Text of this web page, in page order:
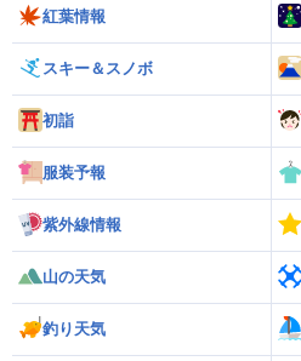
紅葉情報
スキー＆スノボ
初詣
服装予報
紫外線情報
山の天気
釣り天気